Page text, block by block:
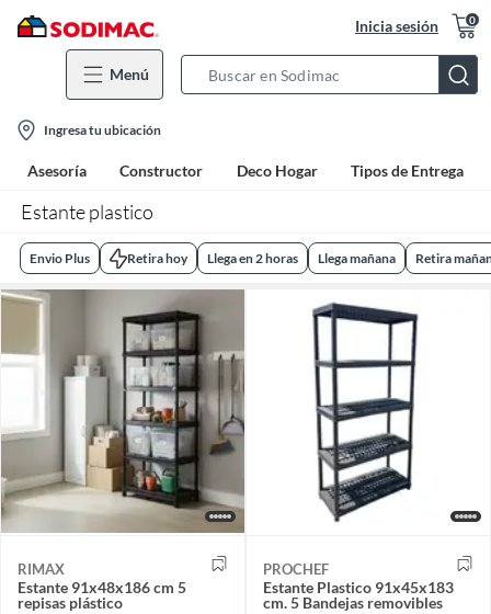
Inicia sesión 0
Menú
Bar
location-
icon
Ingresa tu ubicación
Asesoría Constructor Deco Hogar Tipos de Entrega
Estante plastico
Envio Plus Retira hoy Llega en 2 horas Llega mañana Retira
RIMAX
Estante 91x48x186 cm 5
repisas plástico
PROCHEF
Estante Plastico 91x45x183
cm. 5 Bandejas removibles